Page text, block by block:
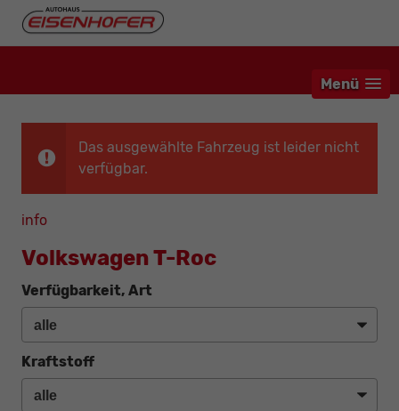
Menü
Das ausgewählte Fahrzeug ist leider nicht
verfügbar.
info
Volkswagen T-Roc
Verfügbarkeit, Art
Kraftstoff